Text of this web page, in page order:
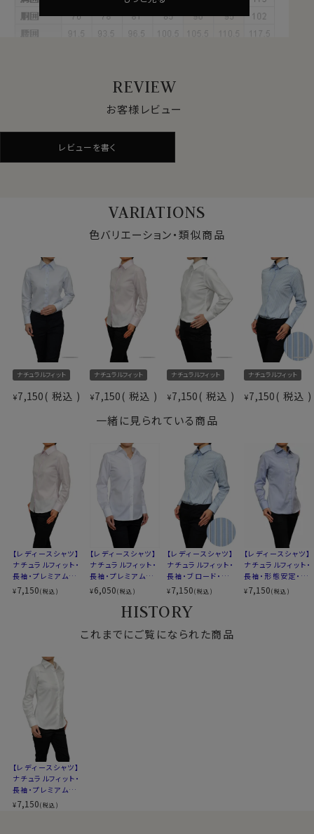
また、上質で細かな糸が作れるため、仕上がりが薄めで
軽やかな生地になっています。
伝統と技術が織りなす贅沢な質感がペルヴィアンピマの
綿の素材感、風合いの良さをいかしたまま、洗濯後のお手
入れが楽な形態安定加工を施しました。
シワが気になる場合でも簡単なアイロンがけですみま
す。
★カフスボタンも使える！
通常のボタン留プラス、カフスボタンも使えるコンバーチ
ブルカフス。
レディースシャツでも、カフスボタンの上品なアクセント
とオシャレを楽しむことが出来ます。
★ナチュラルフィット
細すぎず自然なフィット感でありながらスッキリとしたシ
ルエットのナチュラルフィット。
上質綿を使用した品の良いシンプルなレディース・ワイド
カラーシャツ。
どんなスタイリングにも合う万能シャツとしておすすめの
XS-5号/S-7号/M-9号/L-11号/LL-13号/3L-15号/4L-
17号の全７サイズにてご用意。(サイズ表10)
▼スポット商品につき再入荷はございませんのでご了承
下さい。
～写真着用モデルの寸法(7号サイズ着用) ～
身長： 160cm/ 首回り： 30cm/ 肩幅 ：40cm
バスト： 83cm/ 胴回り： 66cm/ 袖丈： 52cm(肩
から)
▼サイズ選びのポイント
50116
写真着用モデルの寸法(7号サイズ着用)
身長： 160cm/ 首回り： 30cm/ 肩幅 ：40cm
バスト： 83cm/ 胴回り： 66cm/ 袖丈： 52cm(肩から)
サイズをお選びの際にご参考下さい。
仕様表
素材
綿100％（80番手双糸）
プレミアムコットン＝ペルヴィアンピマ
素材名
カルゼ
衿型
ワイドカラー
キーパー
なし
裏前立て
ポケット
ポケットなし
織柄無地
カフス
シングルボタン
コンバーチブルカフス
サイズ10
XS-5号・S-7号
M-9号・L-11号・LL-13号
3Ｌ-15号・4Ｌ-17号・全7サイズ
スタイル
ナチュラルフィット
生産国
▼スポット商品につき再入荷はございません。
REVIEW
お客様レビュー
レビューを書く
VARIATIONS
色バリエーション・類似商品
ナチュラルフィット
¥7,150 税込
ナチュラルフィット
¥7,150 税込
ナチュラルフィット
¥7,150 税込
ナチュラルフィット
¥7,150 税込
一緒に見られている商品
【レディースシャツ】
ナチュラルフィット・
長袖・プレミアムコ
ットン・形態安定・ワ
イドカラー
¥7,150(税込)
【レディースシャツ】
ナチュラルフィット・
長袖・プレミアムコ
ットン・形態安定・ワ
イドカラー
¥6,050(税込)
【レディースシャツ】
ナチュラルフィット・
長袖・ブロード・ワイ
ドカラー・日本製
¥7,150(税込)
【レディースシャツ】
ナチュラルフィット・
長袖・形態安定・プ
レミアムコットン・オ
ックスフォード・ワイ
¥7,150(税込)
HISTORY
これまでにご覧になられた商品
【レディースシャツ】
ナチュラルフィット・
長袖・プレミアムコ
ットン・形態安定・ワ
イドカラー
¥7,150(税込)